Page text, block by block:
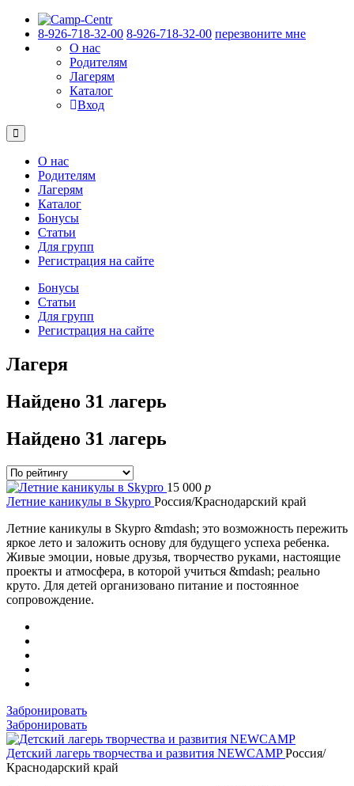
8-926-718-32-00 8-926-718-32-00 перезвоните мне
О нас
Родителям
Лагерям
Каталог
Вход
О нас
Родителям
Лагерям
Каталог
Бонусы
Статьи
Для групп
Регистрация на сайте
Бонусы
Статьи
Для групп
Регистрация на сайте
Лагеря
Найдено 31 лагерь
Найдено 31 лагерь
15 000 p
Летние каникулы в Skypro Россия/Краснодарский край
Летние каникулы в Skypro &mdash; это возможность пережить
яркое лето и заложить основу для будущего успеха ребенка.
Живые эмоции, новые друзья, творчество руками, настоящие
проекты и атмосфера, в которой учиться &mdash; реально
круто. Для детей организовано питание и постоянное
сопровождение.
Забронировать
Забронировать
Детский лагерь творчества и развития NEWCAMPРоссия/
Краснодарский край